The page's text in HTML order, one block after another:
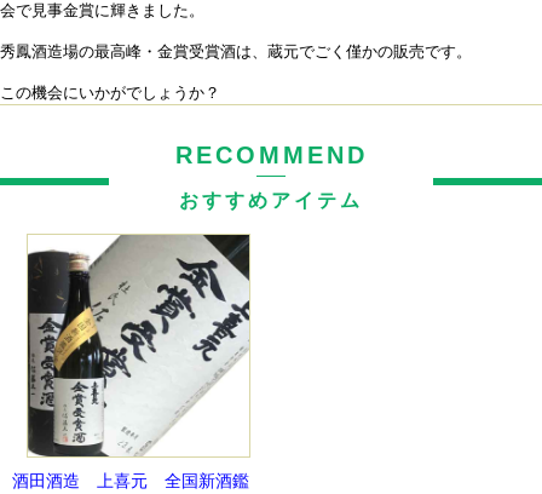
会で見事金賞に輝きました。
秀鳳酒造場の最高峰・金賞受賞酒は、蔵元でごく僅かの販売です。
この機会にいかがでしょうか？
RECOMMEND
おすすめアイテム
酒田酒造 上喜元 全国新酒鑑